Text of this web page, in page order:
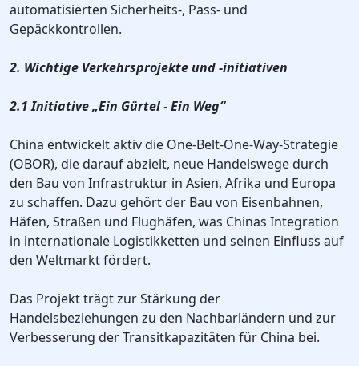
automatisierten Sicherheits-, Pass- und
Gepäckkontrollen.
2. Wichtige Verkehrsprojekte und -initiativen
2.1 Initiative „Ein Gürtel - Ein Weg“
China entwickelt aktiv die One-Belt-One-Way-Strategie
(OBOR), die darauf abzielt, neue Handelswege durch
den Bau von Infrastruktur in Asien, Afrika und Europa
zu schaffen. Dazu gehört der Bau von Eisenbahnen,
Häfen, Straßen und Flughäfen, was Chinas Integration
in internationale Logistikketten und seinen Einfluss auf
den Weltmarkt fördert.
Das Projekt trägt zur Stärkung der
Handelsbeziehungen zu den Nachbarländern und zur
Verbesserung der Transitkapazitäten für China bei.